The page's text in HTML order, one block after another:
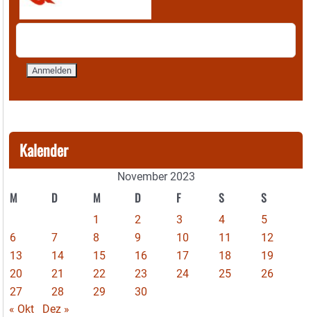
Kalender
November 2023
M D M D F S S
1 2 3 4
5
6
7 8 9 10 11
12
13
14 15 16 17 18
19
20
21 22 23 24 25
26
27
28 29
30
« Okt
Dez »